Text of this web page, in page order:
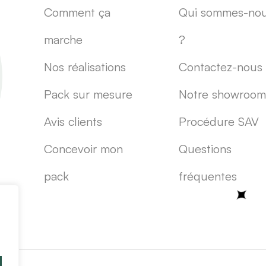
Comment ça
marche
Nos réalisations
Pack sur mesure
Avis clients
Concevoir mon
pack
Qui sommes-
?
Contactez-nous
Notre showroom
Procédure SAV
Questions
fréquentes